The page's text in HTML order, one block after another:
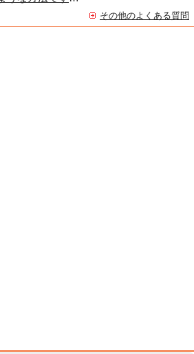
その他のよくある質問